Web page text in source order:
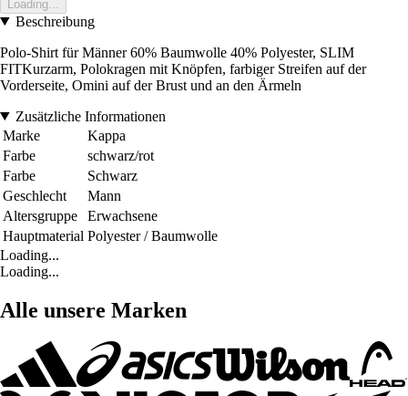
Loading...
Beschreibung
Polo-Shirt für Männer 60% Baumwolle 40% Polyester, SLIM
FITKurzarm, Polokragen mit Knöpfen, farbiger Streifen auf der
Vorderseite, Omini auf der Brust und an den Ärmeln
Zusätzliche Informationen
Marke
Kappa
Farbe
schwarz/rot
Farbe
Schwarz
Geschlecht
Mann
Altersgruppe
Erwachsene
Hauptmaterial Polyester / Baumwolle
Loading...
Loading...
Alle unsere Marken